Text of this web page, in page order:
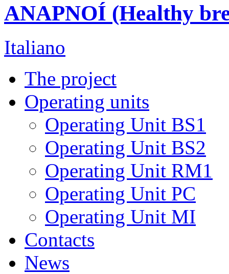
ANAPNOÍ (Healthy
Italiano
The project
Operating units
Operating Unit BS1
Operating Unit BS2
Operating Unit RM1
Operating Unit PC
Operating Unit MI
Contacts
News